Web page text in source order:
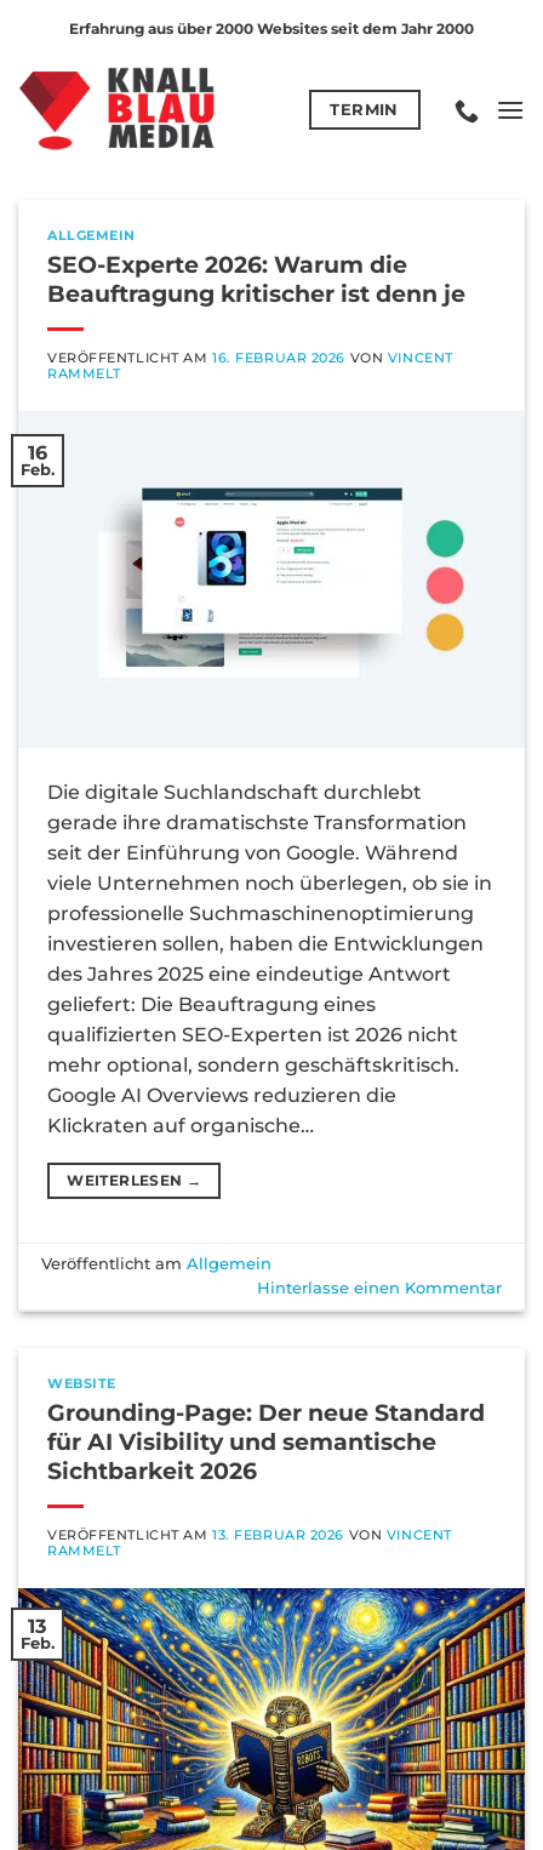
springen
Erfahrung aus über 2000 Websites seit dem Jahr 2000
TERMIN
ALLGEMEIN
SEO-Experte 2026: Warum die
Beauftragung kritischer ist denn je
VERÖFFENTLICHT AM16. FEBRUAR 2026 VON VINCENT
RAMMELT
16
Feb.
Die digitale Suchlandschaft durchlebt
gerade ihre dramatischste Transformation
seit der Einführung von Google. Während
viele Unternehmen noch überlegen, ob sie in
professionelle Suchmaschinenoptimierung
investieren sollen, haben die Entwicklungen
des Jahres 2025 eine eindeutige Antwort
geliefert: Die Beauftragung eines
qualifizierten SEO-Experten ist 2026 nicht
mehr optional, sondern geschäftskritisch.
Google AI Overviews reduzieren die
Klickraten auf organische…
WEITERLESEN →
Veröffentlicht amAllgemein
Hinterlasse einen Kommentar
WEBSITE
Grounding-Page: Der neue Standard
für AI Visibility und semantische
Sichtbarkeit 2026
VERÖFFENTLICHT AM13. FEBRUAR 2026 VON VINCENT
RAMMELT
13
Feb.